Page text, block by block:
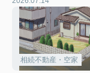
相続不動産・空家